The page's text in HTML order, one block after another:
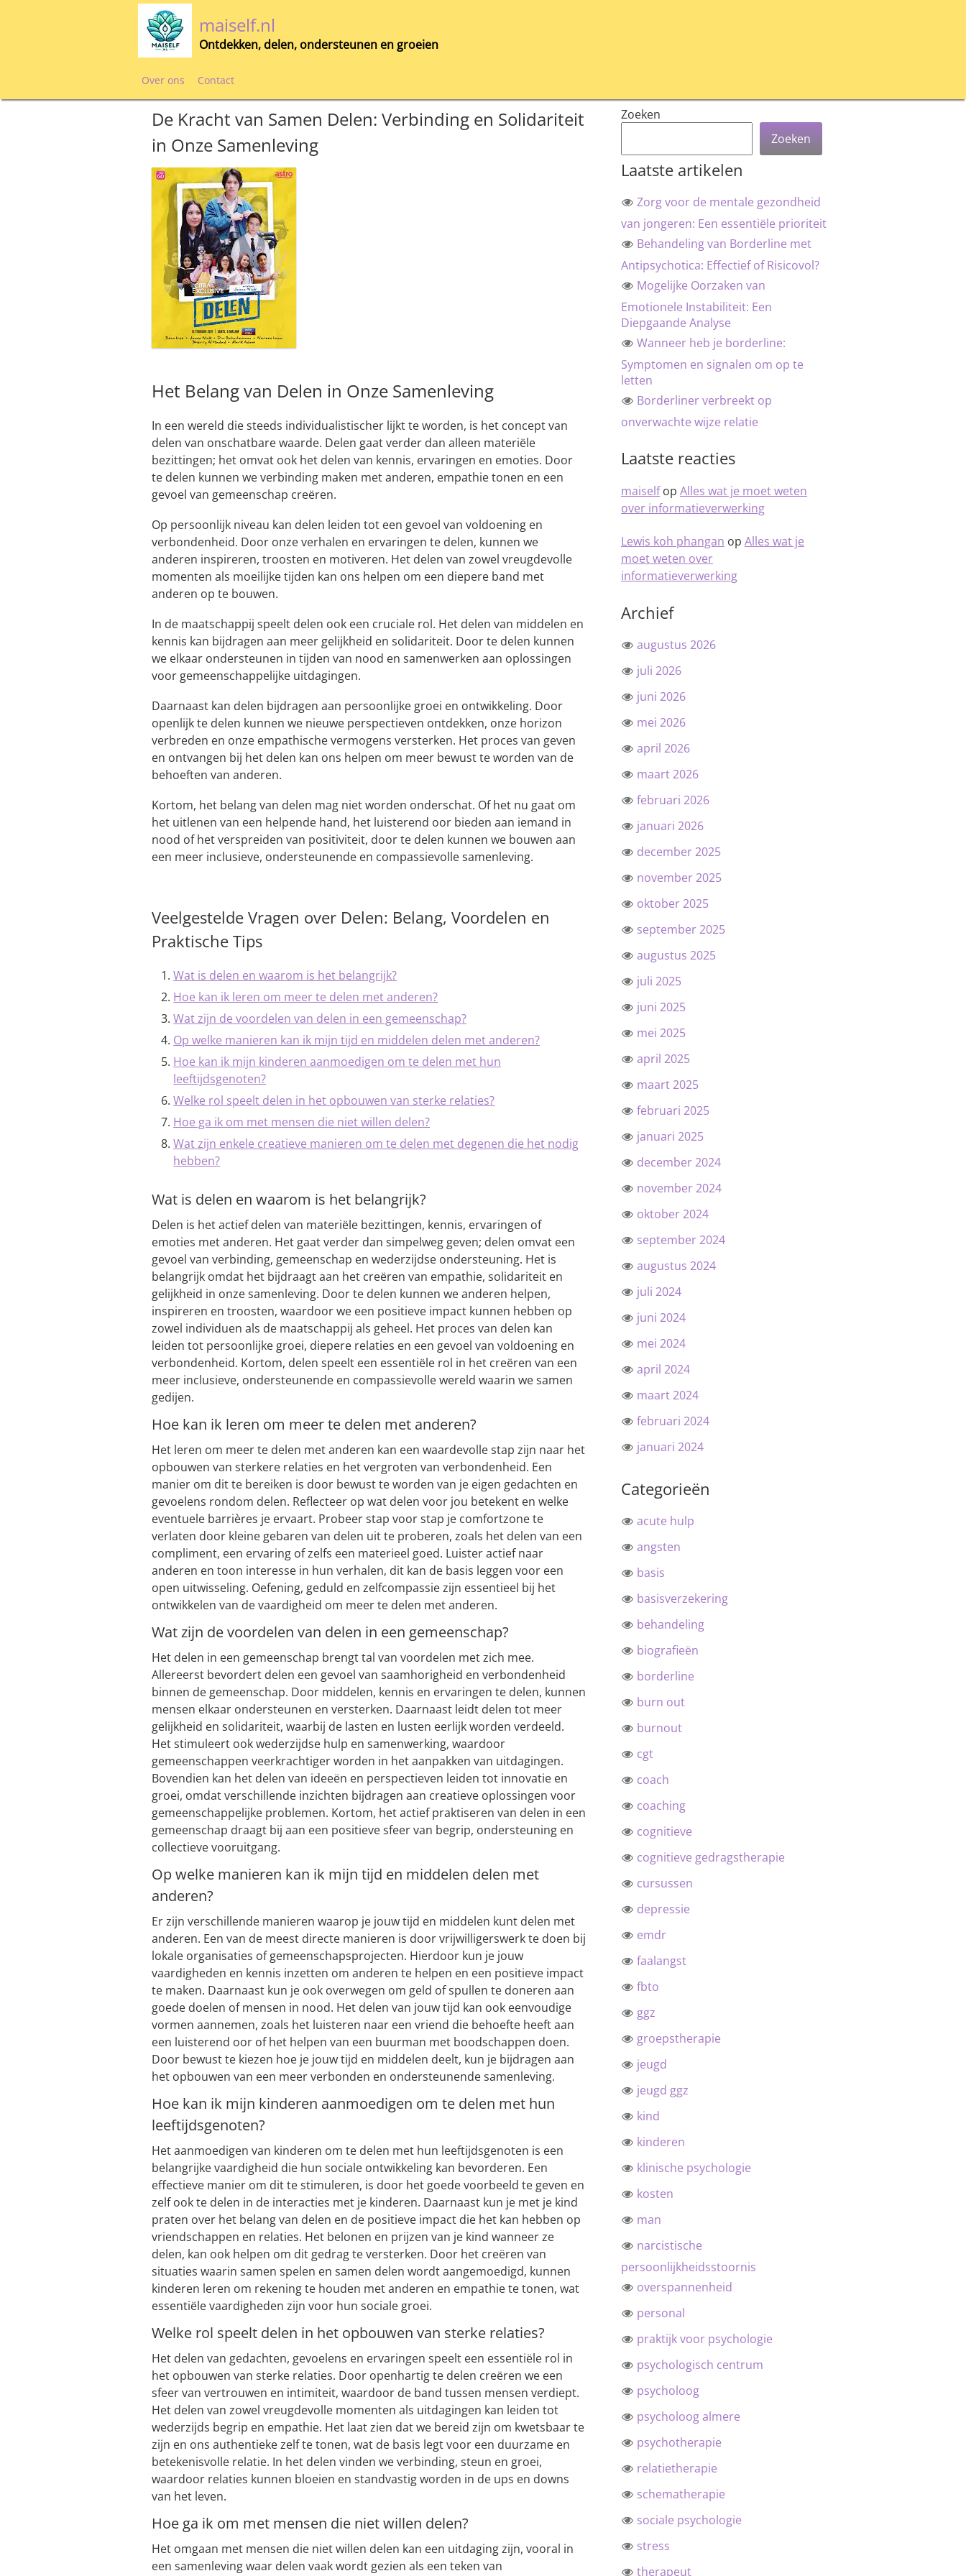
maiself.nl
Ontdekken, delen, ondersteunen en groeien
Over ons Contact
De Kracht van Samen Delen: Verbinding en Solidariteit
in Onze Samenleving
Het Belang van Delen in Onze Samenleving
In een wereld die steeds individualistischer lijkt te worden, is het concept van
delen van onschatbare waarde. Delen gaat verder dan alleen materiële
bezittingen; het omvat ook het delen van kennis, ervaringen en emoties. Door
te delen kunnen we verbinding maken met anderen, empathie tonen en een
gevoel van gemeenschap creëren.
Op persoonlijk niveau kan delen leiden tot een gevoel van voldoening en
verbondenheid. Door onze verhalen en ervaringen te delen, kunnen we
anderen inspireren, troosten en motiveren. Het delen van zowel vreugdevolle
momenten als moeilijke tijden kan ons helpen om een diepere band met
anderen op te bouwen.
In de maatschappij speelt delen ook een cruciale rol. Het delen van middelen en
kennis kan bijdragen aan meer gelijkheid en solidariteit. Door te delen kunnen
we elkaar ondersteunen in tijden van nood en samenwerken aan oplossingen
voor gemeenschappelijke uitdagingen.
Daarnaast kan delen bijdragen aan persoonlijke groei en ontwikkeling. Door
openlijk te delen kunnen we nieuwe perspectieven ontdekken, onze horizon
verbreden en onze empathische vermogens versterken. Het proces van geven
en ontvangen bij het delen kan ons helpen om meer bewust te worden van de
behoeften van anderen.
Kortom, het belang van delen mag niet worden onderschat. Of het nu gaat om
het uitlenen van een helpende hand, het luisterend oor bieden aan iemand in
nood of het verspreiden van positiviteit, door te delen kunnen we bouwen aan
een meer inclusieve, ondersteunende en compassievolle samenleving.
Veelgestelde Vragen over Delen: Belang, Voordelen en
Praktische Tips
Wat is delen en waarom is het belangrijk?
Hoe kan ik leren om meer te delen met anderen?
Wat zijn de voordelen van delen in een gemeenschap?
Op welke manieren kan ik mijn tijd en middelen delen met anderen?
Hoe kan ik mijn kinderen aanmoedigen om te delen met hun
leeftijdsgenoten?
Welke rol speelt delen in het opbouwen van sterke relaties?
Hoe ga ik om met mensen die niet willen delen?
Wat zijn enkele creatieve manieren om te delen met degenen die het nodig
hebben?
Wat is delen en waarom is het belangrijk?
Delen is het actief delen van materiële bezittingen, kennis, ervaringen of
emoties met anderen. Het gaat verder dan simpelweg geven; delen omvat een
gevoel van verbinding, gemeenschap en wederzijdse ondersteuning. Het is
belangrijk omdat het bijdraagt aan het creëren van empathie, solidariteit en
gelijkheid in onze samenleving. Door te delen kunnen we anderen helpen,
inspireren en troosten, waardoor we een positieve impact kunnen hebben op
zowel individuen als de maatschappij als geheel. Het proces van delen kan
leiden tot persoonlijke groei, diepere relaties en een gevoel van voldoening en
verbondenheid. Kortom, delen speelt een essentiële rol in het creëren van een
meer inclusieve, ondersteunende en compassievolle wereld waarin we samen
gedijen.
Hoe kan ik leren om meer te delen met anderen?
Het leren om meer te delen met anderen kan een waardevolle stap zijn naar het
opbouwen van sterkere relaties en het vergroten van verbondenheid. Een
manier om dit te bereiken is door bewust te worden van je eigen gedachten en
gevoelens rondom delen. Reflecteer op wat delen voor jou betekent en welke
eventuele barrières je ervaart. Probeer stap voor stap je comfortzone te
verlaten door kleine gebaren van delen uit te proberen, zoals het delen van een
compliment, een ervaring of zelfs een materieel goed. Luister actief naar
anderen en toon interesse in hun verhalen, dit kan de basis leggen voor een
open uitwisseling. Oefening, geduld en zelfcompassie zijn essentieel bij het
ontwikkelen van de vaardigheid om meer te delen met anderen.
Wat zijn de voordelen van delen in een gemeenschap?
Het delen in een gemeenschap brengt tal van voordelen met zich mee.
Allereerst bevordert delen een gevoel van saamhorigheid en verbondenheid
binnen de gemeenschap. Door middelen, kennis en ervaringen te delen, kunnen
mensen elkaar ondersteunen en versterken. Daarnaast leidt delen tot meer
gelijkheid en solidariteit, waarbij de lasten en lusten eerlijk worden verdeeld.
Het stimuleert ook wederzijdse hulp en samenwerking, waardoor
gemeenschappen veerkrachtiger worden in het aanpakken van uitdagingen.
Bovendien kan het delen van ideeën en perspectieven leiden tot innovatie en
groei, omdat verschillende inzichten bijdragen aan creatieve oplossingen voor
gemeenschappelijke problemen. Kortom, het actief praktiseren van delen in een
gemeenschap draagt bij aan een positieve sfeer van begrip, ondersteuning en
collectieve vooruitgang.
Op welke manieren kan ik mijn tijd en middelen delen met
anderen?
Er zijn verschillende manieren waarop je jouw tijd en middelen kunt delen met
anderen. Een van de meest directe manieren is door vrijwilligerswerk te doen bij
lokale organisaties of gemeenschapsprojecten. Hierdoor kun je jouw
vaardigheden en kennis inzetten om anderen te helpen en een positieve impact
te maken. Daarnaast kun je ook overwegen om geld of spullen te doneren aan
goede doelen of mensen in nood. Het delen van jouw tijd kan ook eenvoudige
vormen aannemen, zoals het luisteren naar een vriend die behoefte heeft aan
een luisterend oor of het helpen van een buurman met boodschappen doen.
Door bewust te kiezen hoe je jouw tijd en middelen deelt, kun je bijdragen aan
het opbouwen van een meer verbonden en ondersteunende samenleving.
Hoe kan ik mijn kinderen aanmoedigen om te delen met hun
leeftijdsgenoten?
Het aanmoedigen van kinderen om te delen met hun leeftijdsgenoten is een
belangrijke vaardigheid die hun sociale ontwikkeling kan bevorderen. Een
effectieve manier om dit te stimuleren, is door het goede voorbeeld te geven en
zelf ook te delen in de interacties met je kinderen. Daarnaast kun je met je kind
praten over het belang van delen en de positieve impact die het kan hebben op
vriendschappen en relaties. Het belonen en prijzen van je kind wanneer ze
delen, kan ook helpen om dit gedrag te versterken. Door het creëren van
situaties waarin samen spelen en samen delen wordt aangemoedigd, kunnen
kinderen leren om rekening te houden met anderen en empathie te tonen, wat
essentiële vaardigheden zijn voor hun sociale groei.
Welke rol speelt delen in het opbouwen van sterke relaties?
Het delen van gedachten, gevoelens en ervaringen speelt een essentiële rol in
het opbouwen van sterke relaties. Door openhartig te delen creëren we een
sfeer van vertrouwen en intimiteit, waardoor de band tussen mensen verdiept.
Het delen van zowel vreugdevolle momenten als uitdagingen kan leiden tot
wederzijds begrip en empathie. Het laat zien dat we bereid zijn om kwetsbaar te
zijn en ons authentieke zelf te tonen, wat de basis legt voor een duurzame en
betekenisvolle relatie. In het delen vinden we verbinding, steun en groei,
waardoor relaties kunnen bloeien en standvastig worden in de ups en downs
van het leven.
Hoe ga ik om met mensen die niet willen delen?
Het omgaan met mensen die niet willen delen kan een uitdaging zijn, vooral in
een samenleving waar delen vaak wordt gezien als een teken van
Zoeken
Zoeken
Laatste artikelen
Zorg voor de mentale gezondheid
van jongeren: Een essentiële prioriteit
Behandeling van Borderline met
Antipsychotica: Effectief of Risicovol?
Mogelijke Oorzaken van
Emotionele Instabiliteit: Een
Diepgaande Analyse
Wanneer heb je borderline:
Symptomen en signalen om op te
letten
Borderliner verbreekt op
onverwachte wijze relatie
Laatste reacties
maiselfop Alles wat je moet weten
over informatieverwerking
Lewis koh phangan op Alles wat je
moet weten over
informatieverwerking
Archief
augustus 2026
juli 2026
juni 2026
mei 2026
april 2026
maart 2026
februari 2026
januari 2026
december 2025
november 2025
oktober 2025
september 2025
augustus 2025
juli 2025
juni 2025
mei 2025
april 2025
maart 2025
februari 2025
januari 2025
december 2024
november 2024
oktober 2024
september 2024
augustus 2024
juli 2024
juni 2024
mei 2024
april 2024
maart 2024
februari 2024
januari 2024
Categorieën
acute hulp
angsten
basis
basisverzekering
behandeling
biografieën
borderline
burn out
burnout
cgt
coach
coaching
cognitieve
cognitieve gedragstherapie
cursussen
depressie
emdr
faalangst
fbto
ggz
groepstherapie
jeugd
jeugd ggz
kind
kinderen
klinische psychologie
kosten
man
narcistische
persoonlijkheidsstoornis
overspannenheid
personal
praktijk voor psychologie
psychologisch centrum
psycholoog
psycholoog almere
psychotherapie
relatietherapie
schematherapie
sociale psychologie
stress
therapeut